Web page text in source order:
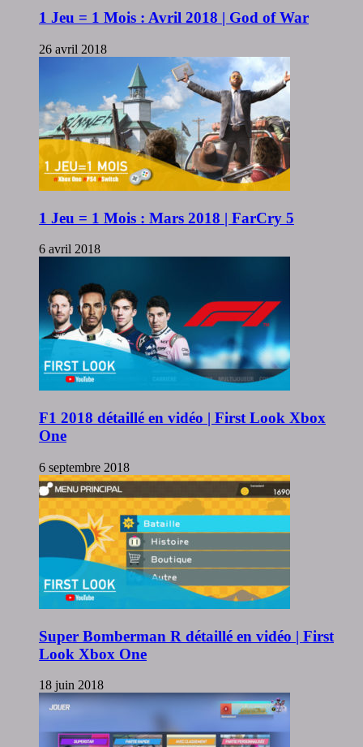
1 Jeu = 1 Mois : Avril 2018 | God of War
26 avril 2018
1 Jeu = 1 Mois : Mars 2018 | FarCry 5
6 avril 2018
F1 2018 détaillé en vidéo | First Look Xbox
One
6 septembre 2018
Super Bomberman R détaillé en vidéo | First
Look Xbox One
18 juin 2018